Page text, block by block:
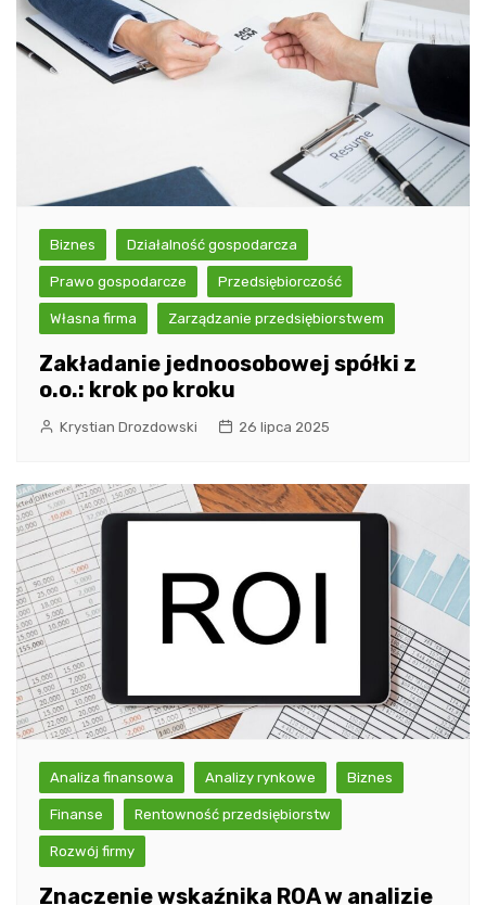
Biznes Działalność gospodarcza
Prawo gospodarcze Przedsiębiorczość
Własna firma Zarządzanie przedsiębiorstwem
Zakładanie jednoosobowej spółki z
o.o.: krok po kroku
Krystian Drozdowski 26 lipca 2025
Analiza finansowa Analizy rynkowe Biznes
Finanse Rentowność przedsiębiorstw
Rozwój firmy
Znaczenie wskaźnika ROA w analizie